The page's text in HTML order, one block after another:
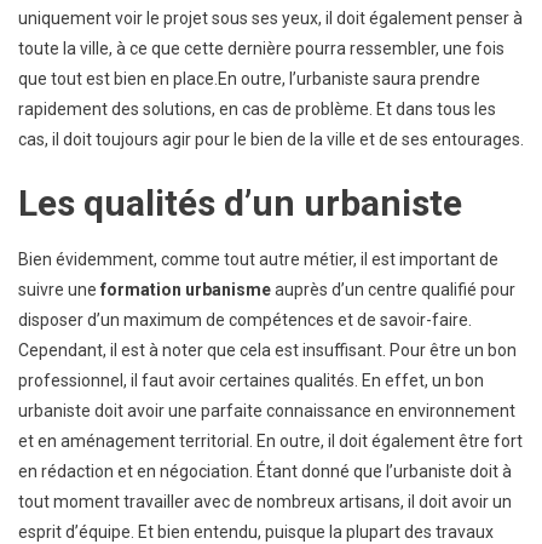
uniquement voir le projet sous ses yeux, il doit également penser à
toute la ville, à ce que cette dernière pourra ressembler, une fois
que tout est bien en place.En outre, l’urbaniste saura prendre
rapidement des solutions, en cas de problème. Et dans tous les
cas, il doit toujours agir pour le bien de la ville et de ses entourages.
Les qualités d’un urbaniste
Bien évidemment, comme tout autre métier, il est important de
suivre une formation urbanismeauprès d’un centre qualifié pour
disposer d’un maximum de compétences et de savoir-faire.
Cependant, il est à noter que cela est insuffisant. Pour être un bon
professionnel, il faut avoir certaines qualités. En effet, un bon
urbaniste doit avoir une parfaite connaissance en environnement
et en aménagement territorial. En outre, il doit également être fort
en rédaction et en négociation. Étant donné que l’urbaniste doit à
tout moment travailler avec de nombreux artisans, il doit avoir un
esprit d’équipe. Et bien entendu, puisque la plupart des travaux